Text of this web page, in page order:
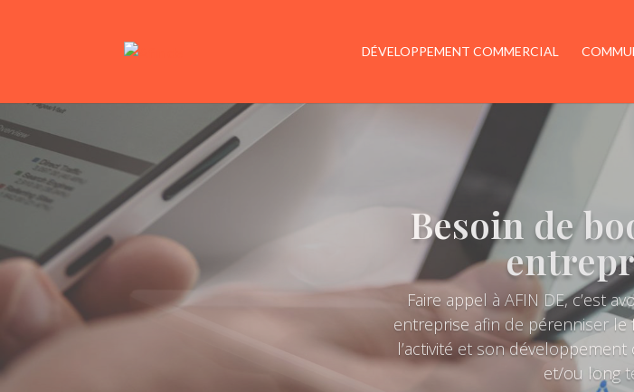
DÉVELOPPEMENT COMMERCIAL
Valoriser,
valeurs,
De nos jours, nous sommes
tous les supports en ligne :